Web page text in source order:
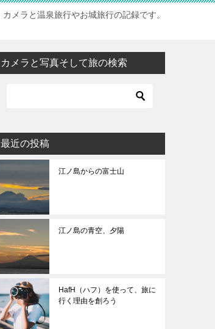
カメラと温泉旅行やお城旅行の記録です。
カメラと写真そして旅の検索
最近の投稿
江ノ島からの富士山
江ノ島の青空、夕陽
HafH（ハフ）を使って、旅に
行く理由を創ろう